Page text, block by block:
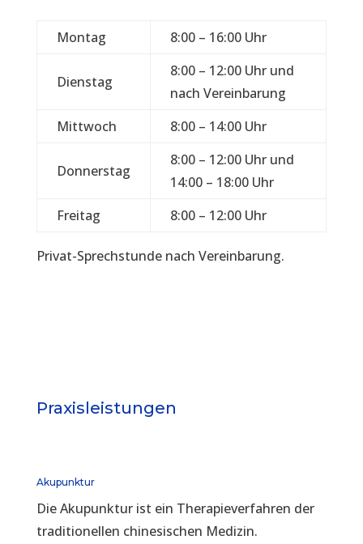
Montag 8:00 – 16:00 Uhr
Dienstag
8:00 – 12:00 Uhr und
nach Vereinbarung
Mittwoch
8:00 – 14:00 Uhr
Donnerstag
8:00 – 12:00 Uhr und
14:00 – 18:00 Uhr
Freitag
8:00 – 12:00 Uhr
Privat-Sprechstunde nach Vereinbarung.
Praxisleistungen
Akupunktur
Die Akupunktur ist ein Therapieverfahren der
traditionellen chinesischen Medizin.